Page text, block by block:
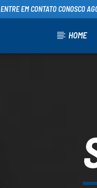
ENTRE EM CONTATO CONOSCO
HOME